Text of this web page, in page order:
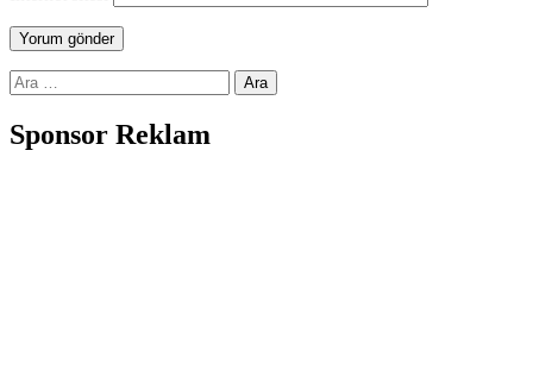
Arama:
Sponsor Reklam